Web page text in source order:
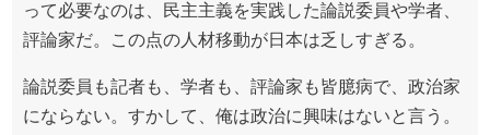
って必要なのは、民主主義を実践した論説委員や学者、
評論家だ。この点の人材移動が日本は乏しすぎる。
論説委員も記者も、学者も、評論家も皆臆病で、政治家
にならない。すかして、俺は政治に興味はないと言う。